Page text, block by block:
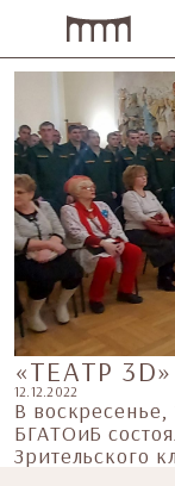
«ТЕАТР
12.12.2022
В
БГАТОиБ
Зрительского